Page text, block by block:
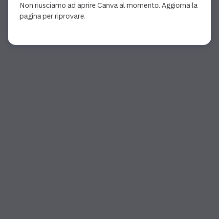
Non riusciamo ad aprire Canva al momento. Aggiorna la
pagina per riprovare.